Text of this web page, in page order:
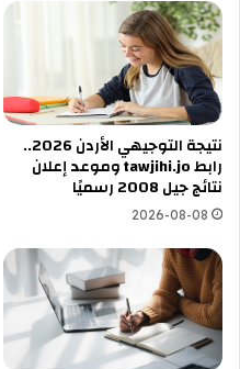
نتيجة التوجيهي الأردن 2026..
رابط tawjihi.jo وموعد إعلان
نتائج جيل 2008 رسميًا
2026-08-08